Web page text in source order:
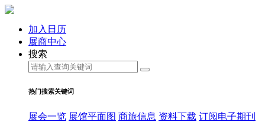
加入日历
展商中心
搜索
热门搜索关键词
展会一览 展馆平面图 商旅信息 资料下载 订阅电子期刊